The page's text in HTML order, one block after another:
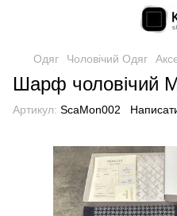
Одяг Чоловічий Одяг
Шарф чоловічий
Артикул: ScaMon002